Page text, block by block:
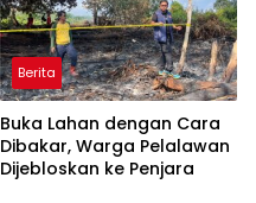
Berita
Buka Lahan dengan Cara
Dibakar, Warga Pelalawan
Dijebloskan ke Penjara